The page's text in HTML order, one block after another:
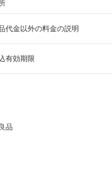
代金以外の料金の説明
有効期限
品